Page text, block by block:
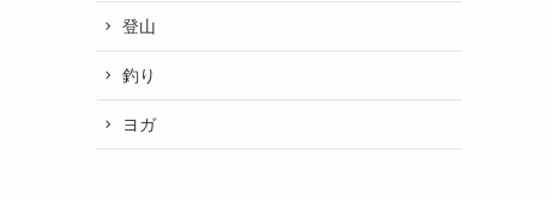
登山
釣り
ヨガ